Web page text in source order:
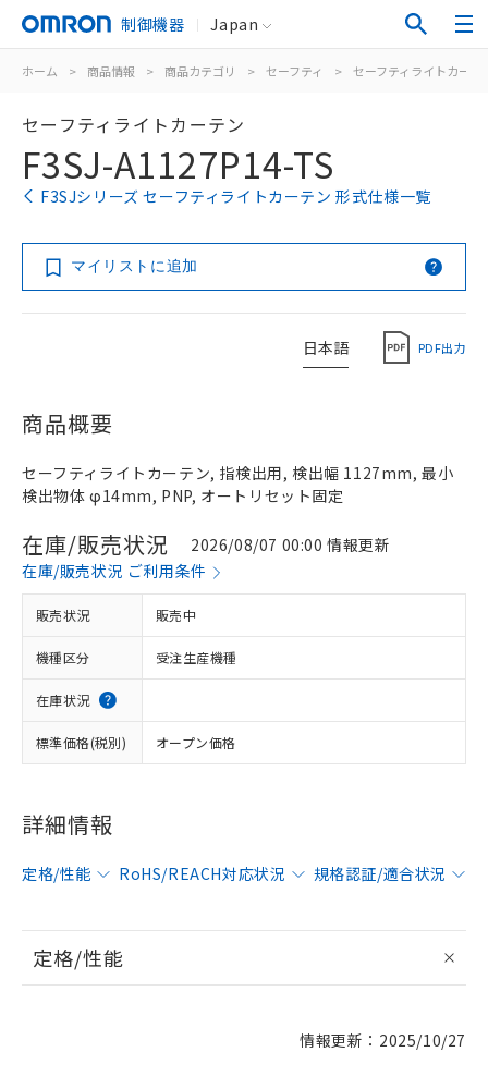
制御機器 Japan
ホーム > 商品情報 > 商品カテゴリ > セーフティ > セーフティライトカー
セーフティライトカーテン
F3SJ-A1127P14-TS
F3SJシリーズ セーフティライトカーテン 形式仕様一覧
マイリストに追加
日本語 PDF出力
商品概要
セーフティライトカーテン, 指検出用, 検出幅 1127mm, 最小
検出物体 φ14mm, PNP, オートリセット固定
在庫/販売状況
2026/08/07 00:00 情報更新
在庫/販売状況 ご利用条件
販売状況 販売中
機種区分 受注生産機種
在庫状況
標準価格(税別) オープン価格
詳細情報
定格/性能 RoHS/REACH対応状況 規格認証/適合状況
定格/性能
情報更新：2025/10/27